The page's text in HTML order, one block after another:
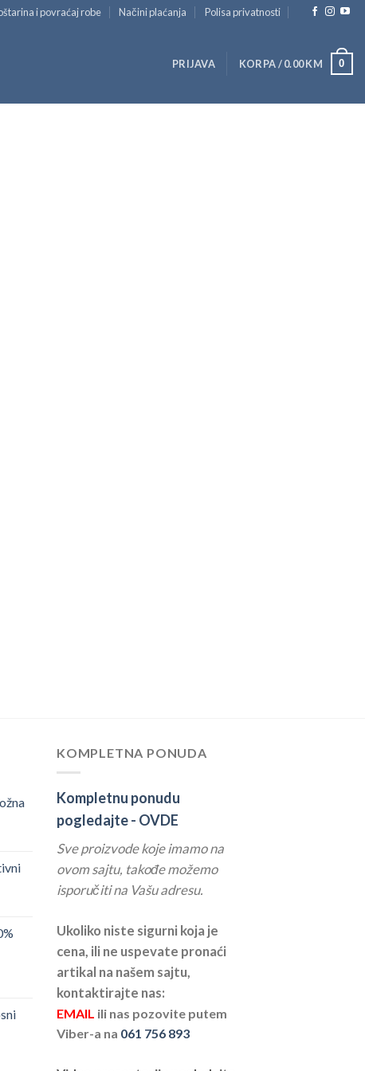
i povraćaj robe Načini plaćanja Polisa privatnosti
PRIJAVA KORPA /0.00KM 0
KOMPLETNA PONUDA
Kompletnu ponudu
pogledajte - OVDE
Sve proizvode koje imamo na
ovom sajtu, takođe možemo
isporučiti na Vašu adresu.
Ukoliko niste sigurni koja je
cena, ili ne uspevate pronaći
artikal na našem sajtu,
kontaktirajte nas:
EMAIL ili nas pozovite putem
Viber-a na 061 756 893